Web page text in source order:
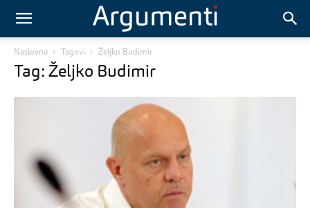
Naslovna Tagovi Željko Budimir
Tag: Željko Budimir